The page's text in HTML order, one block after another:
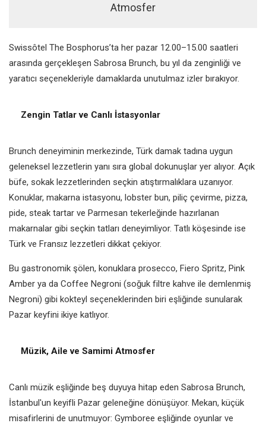
Atmosfer
Swissôtel The Bosphorus’ta her pazar 12.00–15.00 saatleri
arasında gerçekleşen Sabrosa Brunch, bu yıl da zenginliği ve
yaratıcı seçenekleriyle damaklarda unutulmaz izler bırakıyor.
Zengin Tatlar ve Canlı İstasyonlar
Brunch deneyiminin merkezinde, Türk damak tadına uygun
geleneksel lezzetlerin yanı sıra global dokunuşlar yer alıyor. Açık
büfe, sokak lezzetlerinden seçkin atıştırmalıklara uzanıyor.
Konuklar, makarna istasyonu, lobster bun, piliç çevirme, pizza,
pide, steak tartar ve Parmesan tekerleğinde hazırlanan
makarnalar gibi seçkin tatları deneyimliyor. Tatlı köşesinde ise
Türk ve Fransız lezzetleri dikkat çekiyor.
Bu gastronomik şölen, konuklara prosecco, Fiero Spritz, Pink
Amber ya da Coffee Negroni (soğuk filtre kahve ile demlenmiş
Negroni) gibi kokteyl seçeneklerinden biri eşliğinde sunularak
Pazar keyfini ikiye katlıyor.
Müzik, Aile ve Samimi Atmosfer
Canlı müzik eşliğinde beş duyuya hitap eden Sabrosa Brunch,
İstanbul'un keyifli Pazar geleneğine dönüşüyor. Mekan, küçük
misafirlerini de unutmuyor: Gymboree eşliğinde oyunlar ve